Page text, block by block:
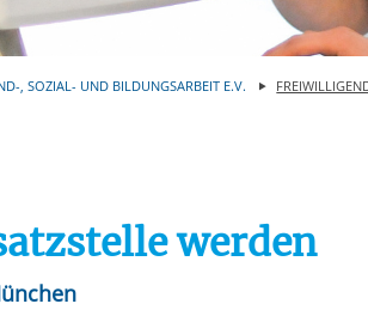
, SOZIAL- UND BILDUNGSARBEIT E.V.
werden